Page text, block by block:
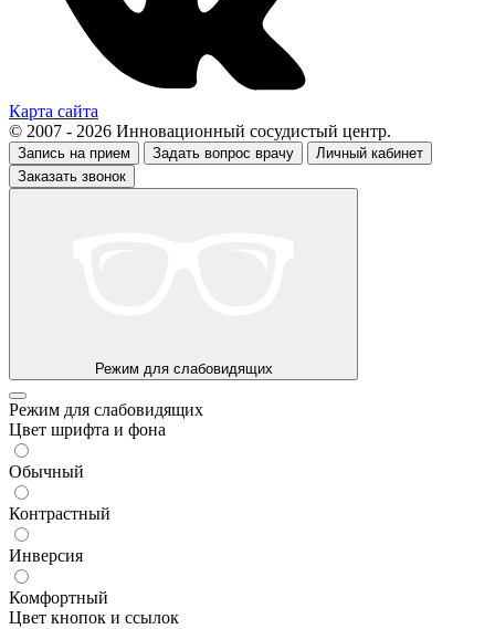
Карта сайта
© 2007 - 2026 Инновационный сосудистый центр.
Запись на прием Задать вопрос врачу
Личный кабинет
Заказать звонок
Режим для слабовидящих
Режим для слабовидящих
Цвет шрифта и фона
Обычный
Контрастный
Инверсия
Комфортный
Цвет кнопок и ссылок